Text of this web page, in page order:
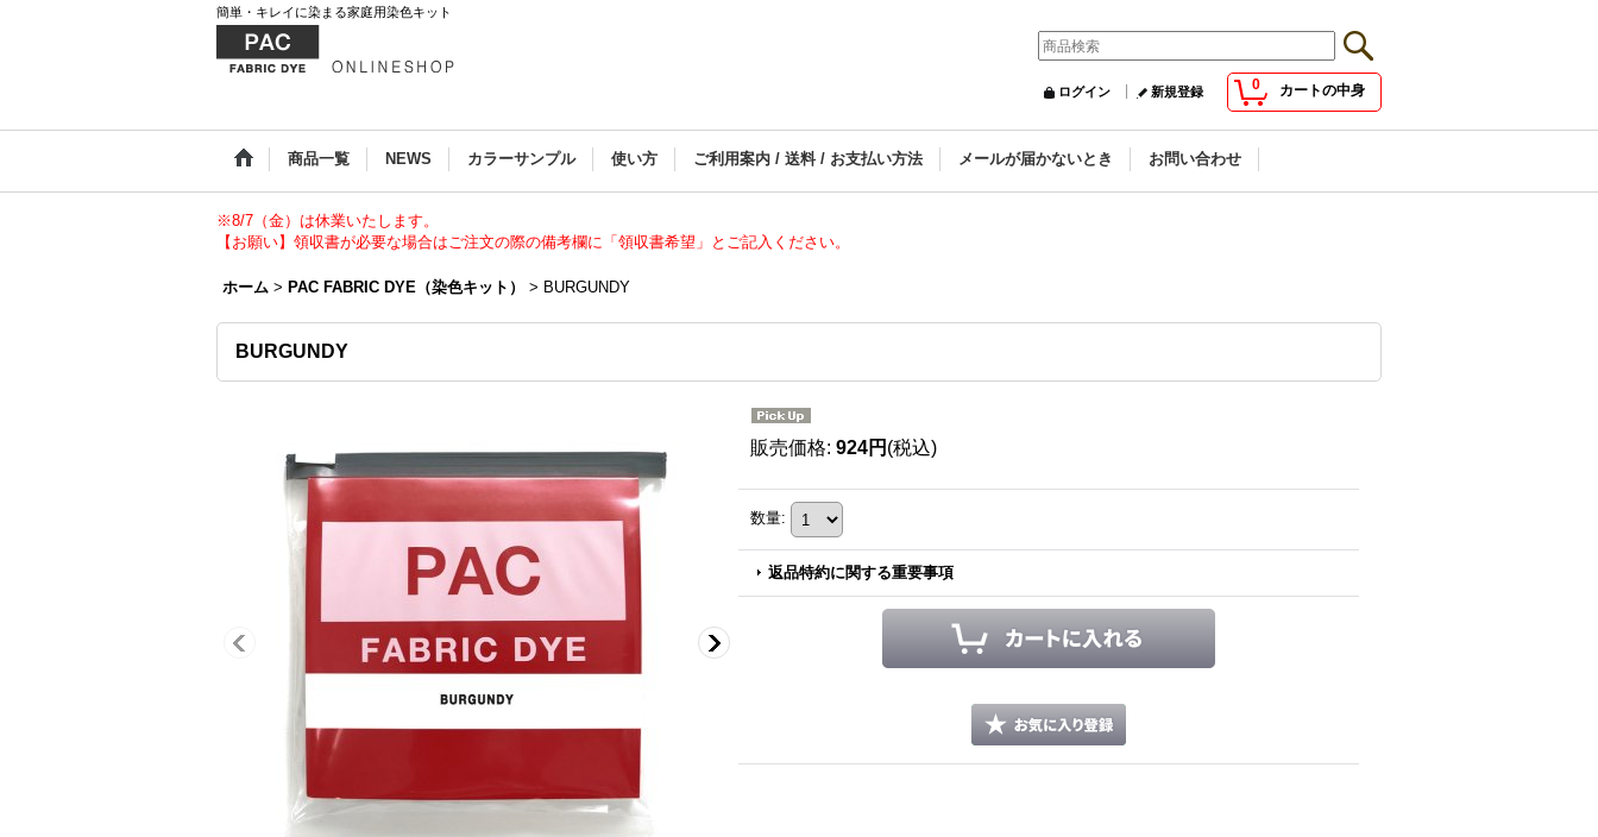
簡単・キレイに染まる家庭用染色キット
0 カートの中身
ログイン 新規登録
商品一覧 NEWS カラーサンプル 使い方 ご利用案内 / 送料 / お支払い方法 メールが届かないとき お問い合わせ
※8/7（金）は休業いたします。
【お願い】領収書が必要な場合はご注文の際の備考欄に「領収書希望」とご記入ください。
ホーム > PAC FABRIC DYE（染色キット） > BURGUNDY
BURGUNDY
販売価格: 924円 (税込)
数量:
返品特約に関する重要事項